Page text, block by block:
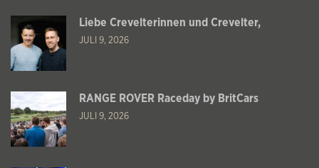
Liebe Crevelterinnen und Crevelter,
JULI 9, 2026
RANGE ROVER Raceday by BritCars
JULI 9, 2026